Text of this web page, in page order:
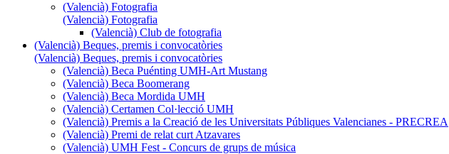
(Valencià) Fotografia
(Valencià) Fotografia
(Valencià) Club de fotografia
(Valencià) Beques, premis i convocatòries
(Valencià) Beques, premis i convocatòries
(Valencià) Beca Puénting UMH-Art Mustang
(Valencià) Beca Boomerang
(Valencià) Beca Mordida UMH
(Valencià) Certamen Col·lecció UMH
(Valencià) Premis a la Creació de les Universitats Públiques Valencianes - PRECREA
(Valencià) Premi de relat curt Atzavares
(Valencià) UMH Fest - Concurs de grups de música